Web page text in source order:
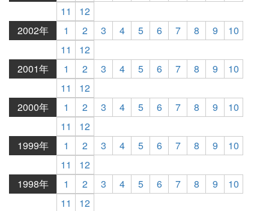
11
12
2002年
1 2 3 4 5 6 7 8 9
10
11
12
2001年
1 2 3 4 5 6 7 8 9
10
11
12
2000年
1 2 3 4 5 6 7 8 9
10
11
12
1999年
1 2 3 4 5 6 7 8 9
10
11
12
1998年
1 2 3 4 5 6 7 8 9
10
11
12